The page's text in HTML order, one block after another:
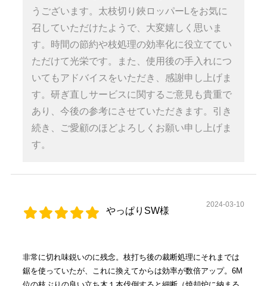
うございます。太枝切り鋏ロッパーLをお気に
召していただけたようで、大変嬉しく思いま
す。時間の節約や枝処理の効率化に役立ててい
ただけて光栄です。また、使用後の手入れにつ
いてもアドバイスをいただき、感謝申し上げま
す。研ぎ直しサービスに関するご意見も貴重で
あり、今後の参考にさせていただきます。引き
続き、ご愛顧のほどよろしくお願い申し上げま
す。
やっぱりSW様
2024-03-10
非常に切れ味鋭いのに残念。枝打ち後の裁断処理にそれまでは
鋸を使っていたが、これに換えてからは効率が数倍アップ。6M